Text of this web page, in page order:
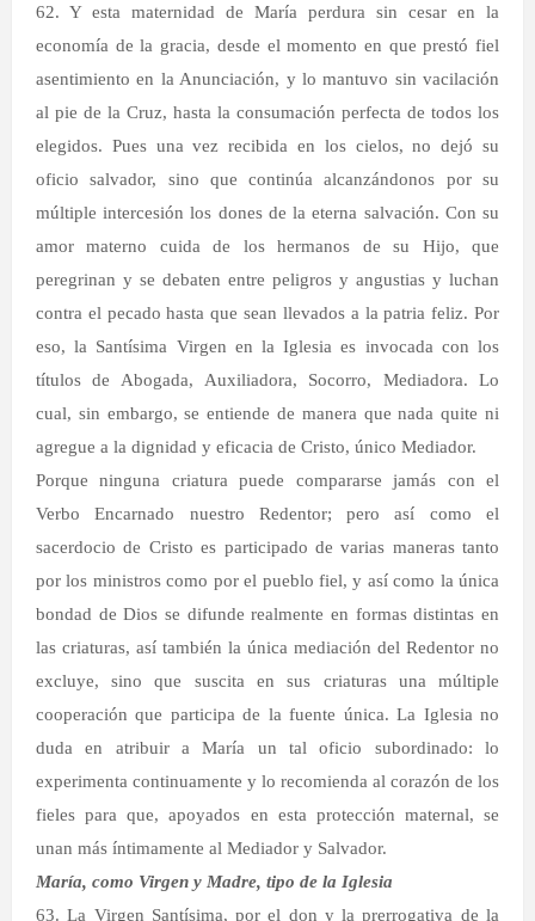
62. Y esta maternidad de María perdura sin cesar en la
economía de la gracia, desde el momento en que prestó fiel
asentimiento en la Anunciación, y lo mantuvo sin vacilación
al pie de la Cruz, hasta la consumación perfecta de todos los
elegidos. Pues una vez recibida en los cielos, no dejó su
oficio salvador, sino que continúa alcanzándonos por su
múltiple intercesión los dones de la eterna salvación. Con su
amor materno cuida de los hermanos de su Hijo, que
peregrinan y se debaten entre peligros y angustias y luchan
contra el pecado hasta que sean llevados a la patria feliz. Por
eso, la Santísima Virgen en la Iglesia es invocada con los
títulos de Abogada, Auxiliadora, Socorro, Mediadora. Lo
cual, sin embargo, se entiende de manera que nada quite ni
agregue a la dignidad y eficacia de Cristo, único Mediador.
Porque ninguna criatura puede compararse jamás con el
Verbo Encarnado nuestro Redentor; pero así como el
sacerdocio de Cristo es participado de varias maneras tanto
por los ministros como por el pueblo fiel, y así como la única
bondad de Dios se difunde realmente en formas distintas en
las criaturas, así también la única mediación del Redentor no
excluye, sino que suscita en sus criaturas una múltiple
cooperación que participa de la fuente única. La Iglesia no
duda en atribuir a María un tal oficio subordinado: lo
experimenta continuamente y lo recomienda al corazón de los
fieles para que, apoyados en esta protección maternal, se
unan más íntimamente al Mediador y Salvador.
María, como Virgen y Madre, tipo de la Iglesia
63. La Virgen Santísima, por el don y la prerrogativa de la